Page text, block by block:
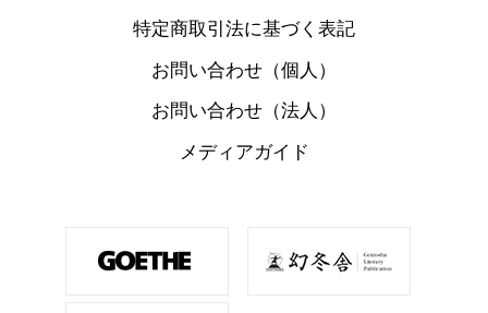
特定商取引法に基づく表記
お問い合わせ（個人）
お問い合わせ（法人）
メディアガイド